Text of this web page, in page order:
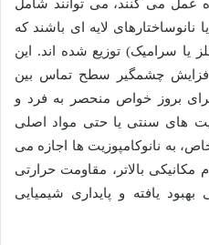
عمل می کنند، می توانند شامل
یا نانوساختارهای لایه ای باشند که
یا سرامیک) توزیع شده اند. این
چشمگیر سطح تماس بین
بروز خواص منحصر به فرد و
های سنتی یا حتی مواد اصلی
به نانوکامپوزیت ها اجازه می
مکانیکی بالاتر، مقاومت حرارتی
بهبود یافته و پایداری شیمیایی